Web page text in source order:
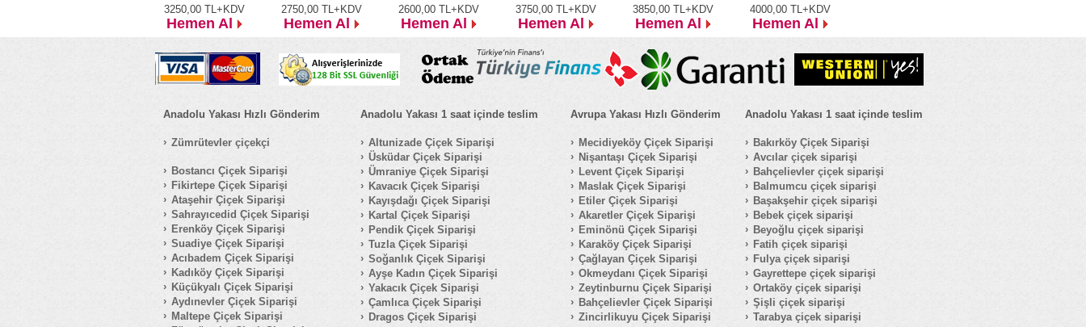
3250,00 TL+KDV
Hemen Al
2750,00 TL+KDV
Hemen Al
2600,00 TL+KDV
Hemen Al
3750,00 TL+KDV
Hemen Al
3850,00 TL+KDV
Hemen Al
4000,00 TL+KDV
Hemen Al
Anadolu Yakası Hızlı Gönderim
Zümrütevler çiçekçi
Bostancı Çiçek Siparişi
Fikirtepe Çiçek Siparişi
Ataşehir Çiçek Siparişi
Sahrayıcedid Çiçek Siparişi
Erenköy Çiçek Siparişi
Suadiye Çiçek Siparişi
Acıbadem Çiçek Siparişi
Kadıköy Çiçek Siparişi
Küçükyalı Çiçek Siparişi
Aydınevler Çiçek Siparişi
Maltepe Çiçek Siparişi
Anadolu Yakası 1 saat içinde teslim
Altunizade Çiçek Siparişi
Üsküdar Çiçek Siparişi
Ümraniye Çiçek Siparişi
Kavacık Çiçek Siparişi
Kayışdağı Çiçek Siparişi
Kartal Çiçek Siparişi
Pendik Çiçek Siparişi
Tuzla Çiçek Siparişi
Soğanlık Çiçek Siparişi
Ayşe Kadın Çiçek Siparişi
Yakacık Çiçek Siparişi
Çamlıca Çiçek Siparişi
Dragos Çiçek Siparişi
Avrupa Yakası Hızlı Gönderim
Mecidiyeköy Çiçek Siparişi
Nişantaşı Çiçek Siparişi
Levent Çiçek Siparişi
Maslak Çiçek Siparişi
Etiler Çiçek Siparişi
Akaretler Çiçek Siparişi
Eminönü Çiçek Siparişi
Karaköy Çiçek Siparişi
Çağlayan Çiçek Siparişi
Okmeydanı Çiçek Siparişi
Zeytinburnu Çiçek Siparişi
Bahçelievler Çiçek Siparişi
Zincirlikuyu Çiçek Siparişi
Anadolu Yakası 1 saat içinde teslim
Bakırköy Çiçek Siparişi
Avcılar çiçek siparişi
Bahçelievler çiçek siparişi
Balmumcu çiçek siparişi
Başakşehir çiçek siparişi
Bebek çiçek siparişi
Beyoğlu çiçek siparişi
Fatih çiçek siparişi
Fulya çiçek siparişi
Gayrettepe çiçek siparişi
Ortaköy çiçek siparişi
Şişli çiçek siparişi
Tarabya çiçek siparişi